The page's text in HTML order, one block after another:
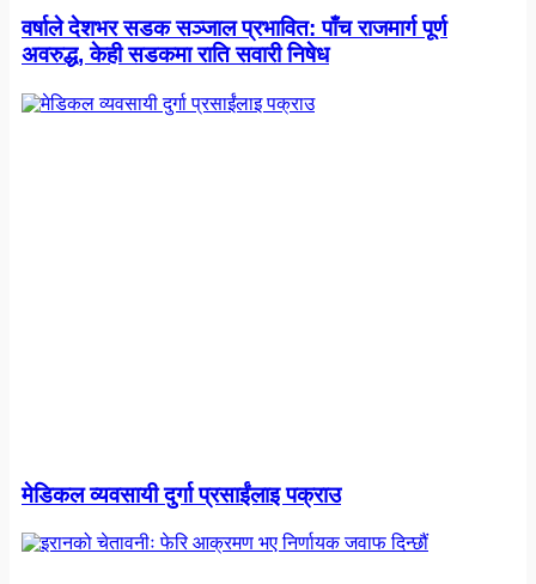
वर्षाले देशभर सडक सञ्जाल प्रभावित: पाँच राजमार्ग पूर्ण
अवरुद्ध, केही सडकमा राति सवारी निषेध
मेडिकल व्यवसायी दुर्गा प्रसाईंलाइ पक्राउ